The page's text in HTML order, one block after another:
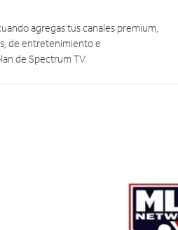
agregas tus canales premium,
de entretenimiento e
de Spectrum TV.